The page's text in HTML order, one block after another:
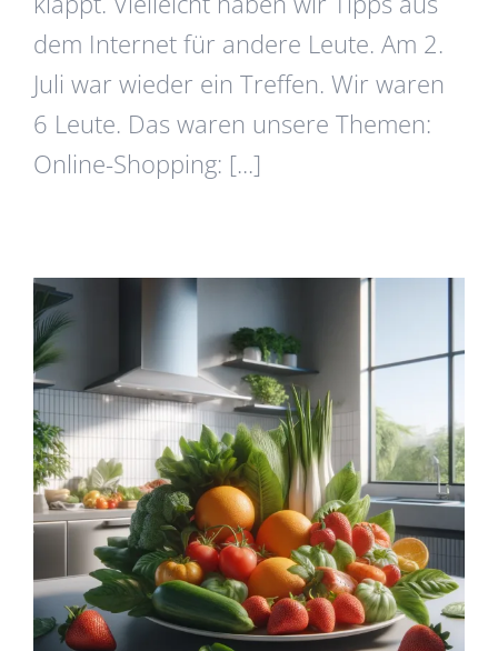
dem Internet für andere Leute. Am 2.
Juli war wieder ein Treffen. Wir waren
6 Leute. Das waren unsere Themen:
Online-Shopping: [...]